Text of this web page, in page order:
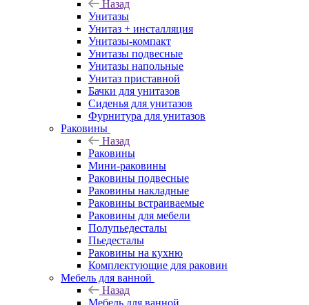
Назад
Унитазы
Унитаз + инсталляция
Унитазы-компакт
Унитазы подвесные
Унитазы напольные
Унитаз приставной
Бачки для унитазов
Сиденья для унитазов
Фурнитура для унитазов
Раковины
Назад
Раковины
Мини-раковины
Раковины подвесные
Раковины накладные
Раковины встраиваемые
Раковины для мебели
Полупьедесталы
Пьедесталы
Раковины на кухню
Комплектующие для раковин
Мебель для ванной
Назад
Мебель для ванной